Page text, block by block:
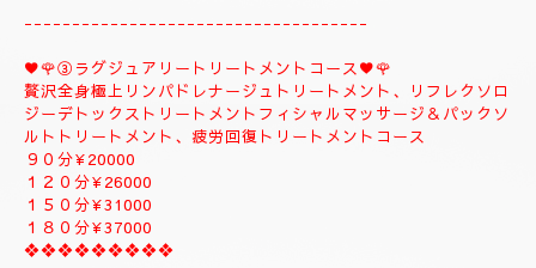
❖❖❖❖❖❖❖❖
②✨🌻メンテナンストリートメントコース🌻✨
大人のお客様のご自分のお体メンテナンストリートメントコース
になります。
全身極上リンパドレナージュトリートメント、リフレクソロジー
デトックストリートメント、フィシャルマッサージ＆パックよむ
ぎ蒸しトリートメント疲労回復トリートメントコース
９０分¥22000